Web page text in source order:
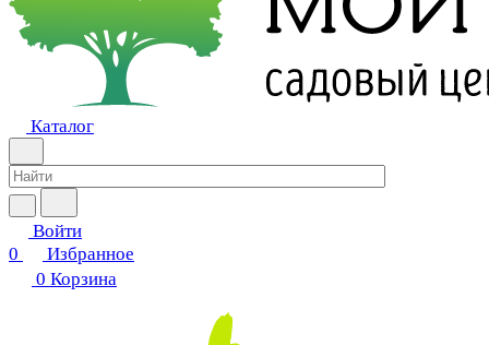
Каталог
Войти
0
Избранное
0 Корзина